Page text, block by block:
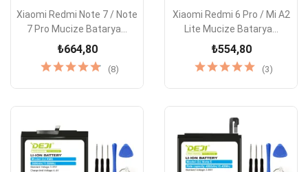
Xiaomi Redmi Note 7 / Note
7 Pro Mucize Batarya...
₺664,80
(8)
Xiaomi Redmi 6 Pro / Mi A2
Lite Mucize Batarya...
₺554,80
(3)